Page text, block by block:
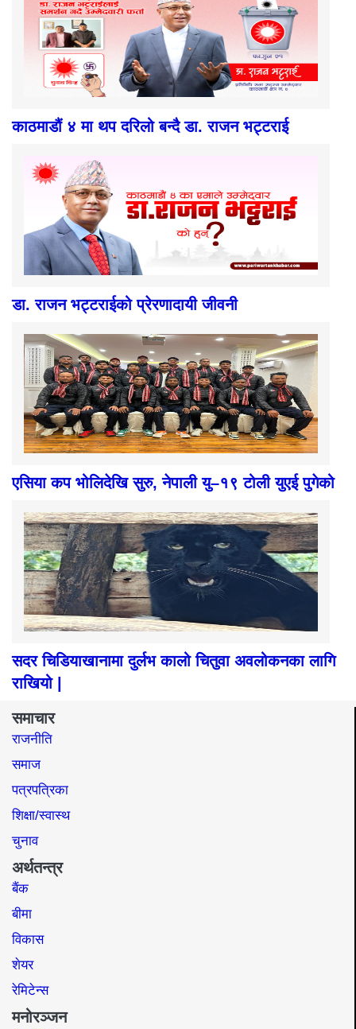
काठमाडौं ४ मा थप दरिलो बन्दै डा. राजन भट्टराई
डा. राजन भट्टराईको प्रेरणादायी जीवनी
एसिया कप भोलिदेखि सुरु, नेपाली यु–१९ टोली युएई पुगेको
सदर चिडियाखानामा दुर्लभ कालो चितुवा अवलोकनका लागि
राखियो |
समाचार
राजनीति
समाज​
पत्रपत्रिका
शिक्षा/स्वास्थ
चुनाव
अर्थतन्त्र
बैंक
बीमा
विकास
शेयर
रेमिटेन्स
मनोरञ्जन